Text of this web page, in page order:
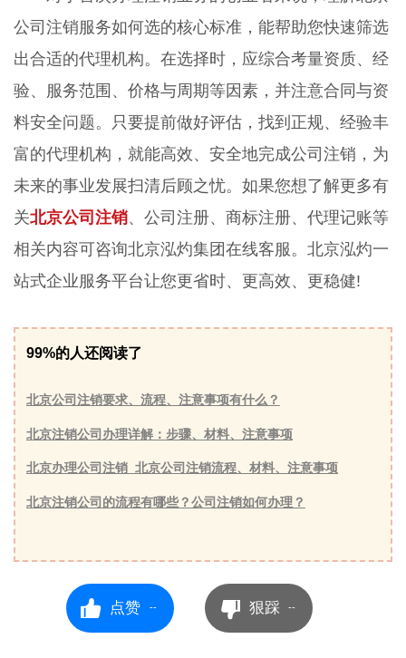
公司注销服务如何选的核心标准，能帮助您快速筛选
出合适的代理机构。在选择时，应综合考量资质、经
验、服务范围、价格与周期等因素，并注意合同与资
料安全问题。只要提前做好评估，找到正规、经验丰
富的代理机构，就能高效、安全地完成公司注销，为
未来的事业发展扫清后顾之忧。如果您想了解更多有
关北京公司注销、公司注册、商标注册、代理记账等
相关内容可咨询北京泓灼集团在线客服。北京泓灼一
站式企业服务平台让您更省时、更高效、更稳健!
99%的人还阅读了
北京公司注销要求、流程、注意事项有什么？
北京注销公司办理详解：步骤、材料、注意事项
北京办理公司注销_北京公司注销流程、材料、注意事项
北京注销公司的流程有哪些？公司注销如何办理？
点赞 -- 狠踩 --